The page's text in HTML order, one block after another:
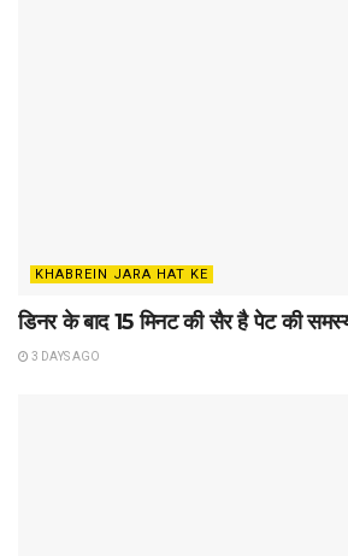
KHABREIN JARA HAT KE
डिनर के बाद 15 मिनट की सैर है पेट की
3 DAYS AGO